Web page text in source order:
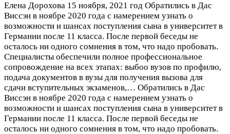
Елена Дорохова 15 ноября, 2021 год Обратились в Дас
Виссэн в ноябре 2020 года с намерением узнать о
возможности и шансах поступления сына в университет в
Германии после 11 класса. После первой беседы не
осталось ни одного сомнения в том, что надо пробовать.
Специалисты обеспечили полное профессиональное
сопровождение на всех этапах: выбоо вузов по профилю,
подача документов в вузы для получения вызова для
сдачи вступительных экзаменов,… Обратились в Дас
Виссэн в ноябре 2020 года с намерением узнать о
возможности и шансах поступления сына в университет в
Германии после 11 класса. После первой беседы не
осталось ни одного сомнения в том, что надо пробовать.